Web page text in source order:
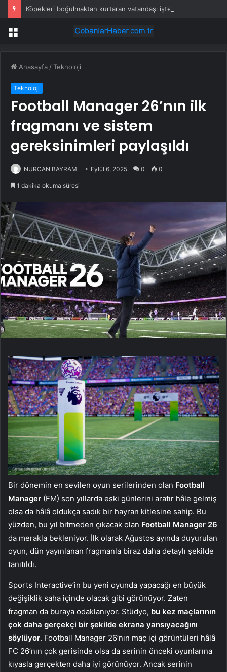
Köpekleri boğulmaktan kurtaran vatandaşı işten kovdular
Menü
Anasayfa /Teknoloji
Teknoloji
Football Manager 26’nın ilk
fragmanı ve sistem
gereksinimleri paylaşıldı
NURCAN BAYRAM Eylül 6, 2025 0 0
1 dakika okuma süresi
Bir dönemin en sevilen oyun serilerinden olan Football
Manager (FM) son yıllarda eski günlerini aratır hâle gelmiş
olsa da hâlâ oldukça sadık bir hayran kitlesine sahip. Bu
yüzden, bu yıl bitmeden çıkacak olan Football Manager 26
da merakla bekleniyor. İlk olarak Ağustos ayında duyurulan
oyun, dün yayınlanan fragmanla biraz daha detaylı şekilde
tanıtıldı.
Sports Interactive’in bu yeni oyunda yapacağı en büyük
değişiklik saha içinde olacak gibi görünüyor. Zaten
fragman da buraya odaklanıyor. Stüdyo, bu kez maçlarının
çok daha gerçekçi bir şekilde ekrana yansıyacağını
söylüyor. Football Manager 26’nın maç içi görüntüleri hâlâ
FC 26’nın çok gerisinde olsa da serinin önceki oyunlarına
kıyasla gerçekten daha iyi görünüyor. Ancak serinin